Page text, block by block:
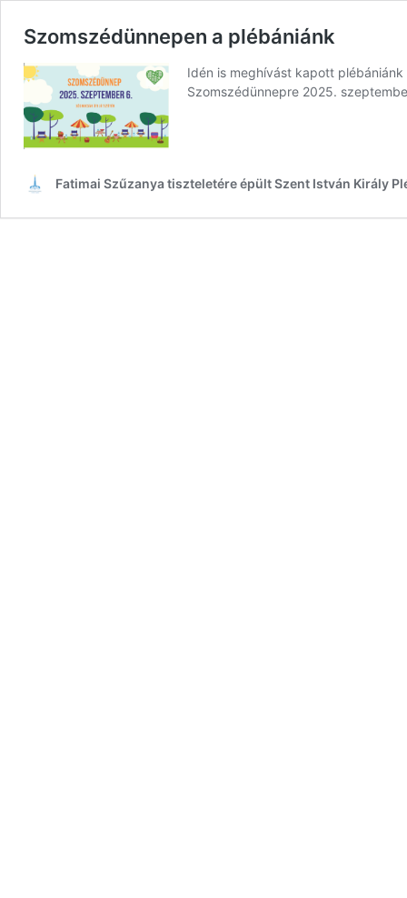
Szomszédünnepen a plébániánk
Idén is meghívást kapott
Szomszédünnepre 2025.
Fatimai Szűzanya tiszteletére épült Szent István Király